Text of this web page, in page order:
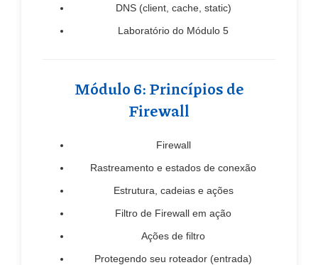
DNS (client, cache, static)
Laboratório do Módulo 5
Módulo 6: Princípios de
Firewall
Firewall
Rastreamento e estados de conexão
Estrutura, cadeias e ações
Filtro de Firewall em ação
Ações de filtro
Protegendo seu roteador (entrada)